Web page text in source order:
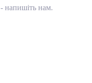
напишіть нам.